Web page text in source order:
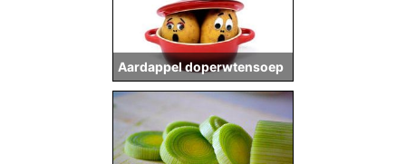
Aardappel doperwtensoep